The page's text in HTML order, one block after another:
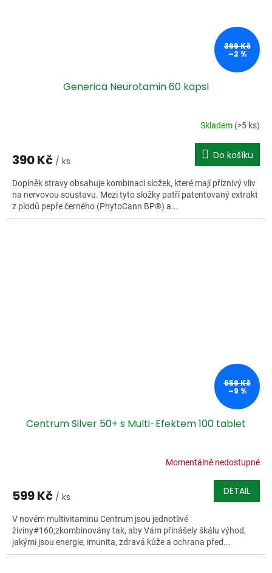
399 Kč
–2 %
Generica Neurotamin 60 kapsl
Skladem (>5 ks)
390 Kč / ks Do košíku
Doplněk stravy obsahuje kombinaci složek, které mají příznivý vliv
na nervovou soustavu. Mezi tyto složky patří patentovaný extrakt
z plodů pepře černého (PhytoCann BP®) a...
659 Kč
–9 %
Centrum Silver 50+ s Multi-Efektem 100 tablet
Momentálně nedostupné
599 Kč / ks DETAIL
V novém multivitaminu Centrum jsou jednotlivé
živiny#160;zkombinovány tak, aby Vám přinášely škálu výhod,
jakými jsou energie, imunita, zdravá kůže a ochrana před...